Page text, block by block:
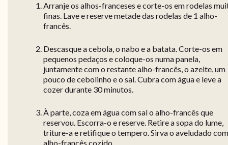
Arranje os alhos-franceses e corte-os em rodelas
finas. Lave e reserve metade das rodelas de 1 alho-
francês.
Descasque a cebola, o nabo e a batata. Corte-os em
pequenos pedaços e coloque-os numa panela,
juntamente com o restante alho-francês, o azeite, um
pouco de cebolinho e o sal. Cubra com água e leve a
cozer durante 30 minutos.
À parte, coza em água com sal o alho-francês que
reservou. Escorra-o e reserve. Retire a sopa do lume,
triture-a e retifique o tempero. Sirva o aveludado
alho-francês cozido.